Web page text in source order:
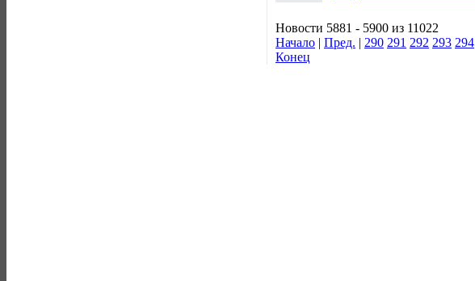
Новости 5881 - 5900 из 11022
Начало | Пред. | 290 291 292 293 294
Конец